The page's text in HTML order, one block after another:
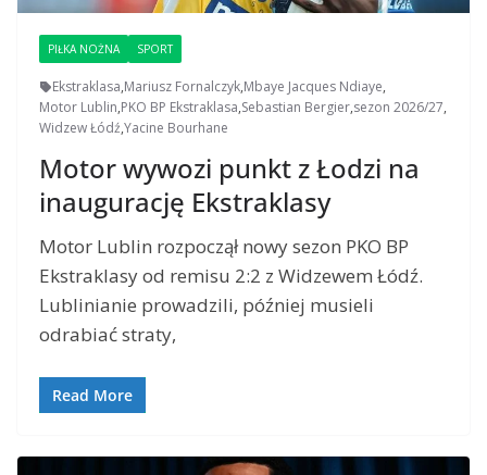
PIŁKA NOŻNA SPORT
Ekstraklasa,Mariusz Fornalczyk,Mbaye Jacques Ndiaye,
Motor Lublin,PKO BP Ekstraklasa,Sebastian Bergier,sezon 2026/27,
Widzew Łódź,Yacine Bourhane
Motor wywozi punkt z Łodzi na
inaugurację Ekstraklasy
Motor Lublin rozpoczął nowy sezon PKO BP
Ekstraklasy od remisu 2:2 z Widzewem Łódź.
Lublinianie prowadzili, później musieli
odrabiać straty,
Read More